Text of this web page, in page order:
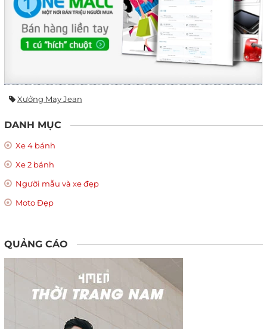
Xưởng May Jean
DANH MỤC
Xe 4 bánh
Xe 2 bánh
Người mẫu và xe đẹp
Moto Đẹp
QUẢNG CÁO